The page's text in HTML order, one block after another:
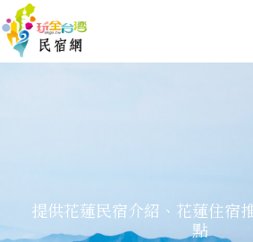
提供花蓮民宿介紹、花蓮住宿
點